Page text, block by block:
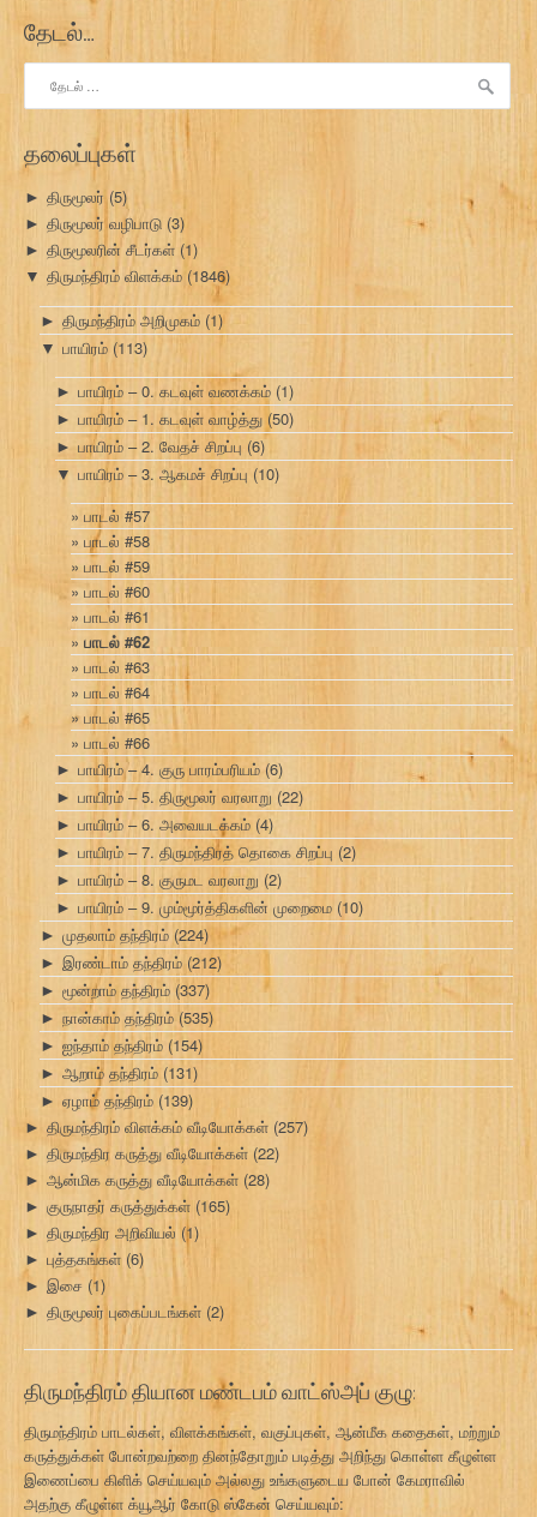
தேடல்…
தேடு:
தலைப்புகள்
► திருமூலர்(5)
► திருமூலர் வழிபாடு (3)
► திருமூலரின் சீடர்கள் (1)
▼ திருமந்திரம் விளக்கம் (1846)
► திருமந்திரம் அறிமுகம் (1)
▼ பாயிரம் (113)
► பாயிரம் – 0. கடவுள் வணக்கம் (1)
► பாயிரம் – 1. கடவுள் வாழ்த்து (50)
► பாயிரம் – 2. வேதச் சிறப்பு (6)
▼ பாயிரம் – 3. ஆகமச் சிறப்பு (10)
பாடல் #57
பாடல் #58
பாடல் #59
பாடல் #60
பாடல் #61
பாடல் #62
பாடல் #63
பாடல் #64
பாடல் #65
பாடல் #66
► பாயிரம் – 4. குரு பாரம்பரியம் (6)
► பாயிரம் – 5. திருமூலர் வரலாறு (22)
► பாயிரம் – 6. அவையடக்கம் (4)
► பாயிரம் – 7. திருமந்திரத் தொகை சிறப்பு (2)
► பாயிரம் – 8. குருமட வரலாறு (2)
► பாயிரம் – 9. மும்மூர்த்திகளின் முறைமை (10)
► முதலாம் தந்திரம் (224)
► இரண்டாம் தந்திரம் (212)
► மூன்றாம் தந்திரம் (337)
► நான்காம் தந்திரம் (535)
► ஐந்தாம் தந்திரம் (154)
► ஆறாம் தந்திரம் (131)
► ஏழாம் தந்திரம் (139)
► திருமந்திரம் விளக்கம் வீடியோக்கள் (257)
► திருமந்திர கருத்து வீடியோக்கள் (22)
► ஆன்மிக கருத்து வீடியோக்கள் (28)
► குருநாதர் கருத்துக்கள் (165)
► திருமந்திர அறிவியல் (1)
► புத்தகங்கள் (6)
► இசை (1)
► திருமூலர் புகைப்படங்கள் (2)
திருமந்திரம் தியான மண்டபம் வாட்ஸ்அப் குழு:
திருமந்திரம் பாடல்கள், விளக்கங்கள், வகுப்புகள், ஆன்மீக கதைகள், மற்றும்
கருத்துக்கள் போன்றவற்றை தினந்தோறும் படித்து அறிந்து கொள்ள கீழுள்ள
இணைப்பை கிளிக் செய்யவும் அல்லது உங்களுடைய போன் கேமராவில்
அதற்கு கீழுள்ள க்யூஆர் கோடு ஸ்கேன் செய்யவும்: